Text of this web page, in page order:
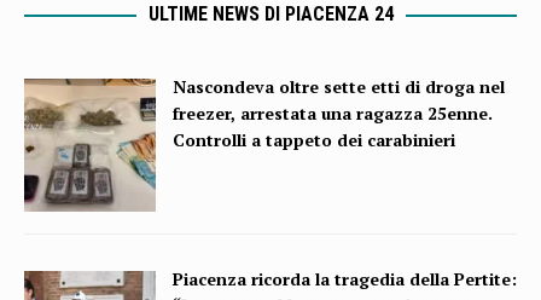
ULTIME NEWS DI PIACENZA 24
Nascondeva oltre sette etti di droga nel
freezer, arrestata una ragazza 25enne.
Controlli a tappeto dei carabinieri
Piacenza ricorda la tragedia della Pertite: